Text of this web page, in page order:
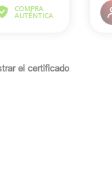
el certificado.